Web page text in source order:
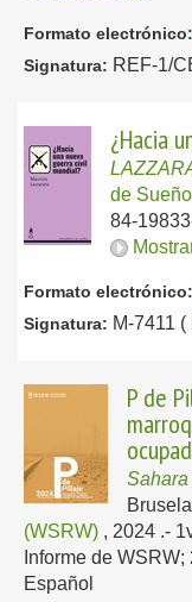
Formato electrónico:
Signatura: REF-1/
¿Hacia
de
84-
Formato electrónico:
Signatura: M-7411 (
P de
(WSRW) , 2024 .-
Informe de
Español